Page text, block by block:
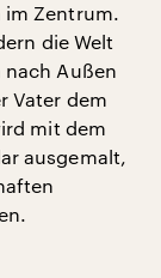
im Zentrum.
die Welt
Außen
Vater dem
mit dem
ausgemalt,